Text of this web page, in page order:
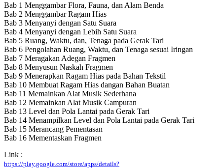
Bab 1 Menggambar Flora, Fauna, dan Alam Benda
Bab 2 Menggambar Ragam Hias
Bab 3 Menyanyi dengan Satu Suara
Bab 4 Menyanyi dengan Lebih Satu Suara
Bab 5 Ruang, Waktu, dan, Tenaga pada Gerak Tari
Bab 6 Pengolahan Ruang, Waktu, dan Tenaga sesuai Iringan
Bab 7 Meragakan Adegan Fragmen
Bab 8 Menyusun Naskah Fragmen
Bab 9 Menerapkan Ragam Hias pada Bahan Tekstil
Bab 10 Membuat Ragam Hias dangan Bahan Buatan
Bab 11 Memainkan Alat Musik Sederhana
Bab 12 Memainkan Alat Musik Campuran
Bab 13 Level dan Pola Lantai pada Gerak Tari
Bab 14 Menampilkan Level dan Pola Lantai pada Gerak Tari
Bab 15 Merancang Pementasan
Bab 16 Mementaskan Fragmen
Link :
https://play.google.com/store/apps/details?